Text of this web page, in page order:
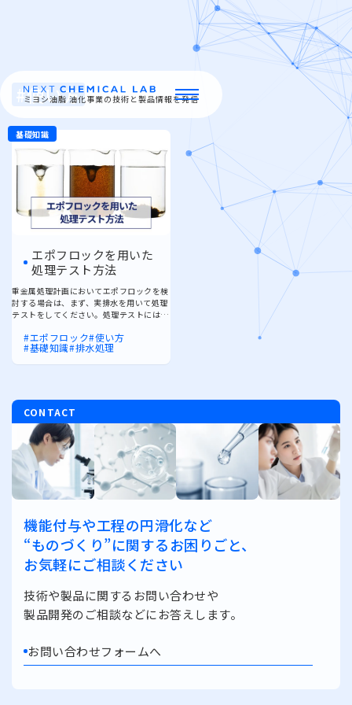
ミヨシ油脂 油化事業の技術と製品情報を発信
ミヨシ油脂 コーポレートサイト
English
ミヨシ油脂の強み
製品情報
イベント・セミナー
お問い合わせ
#使い方
エポフロックを用いた
処理テスト方法
重金属処理計画においてエポフロックを検
討する場合は、まず、実排水を用いて処理
テストをしてください。処理テストにはビ
元で実験することができ、エポフロックに
よる効果を簡単に確認することができま
す。
エポフロック 使い方
基礎知識 排水処理
CONTACT
機能付与や工程の円滑化など
“ものづくり”に関するお困りごと、
お気軽にご相談ください
技術や製品に関するお問い合わせや
製品開発のご相談などにお答えします。
お問い合わせフォームへ